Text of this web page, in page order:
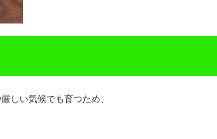
しい気候でも育つため、